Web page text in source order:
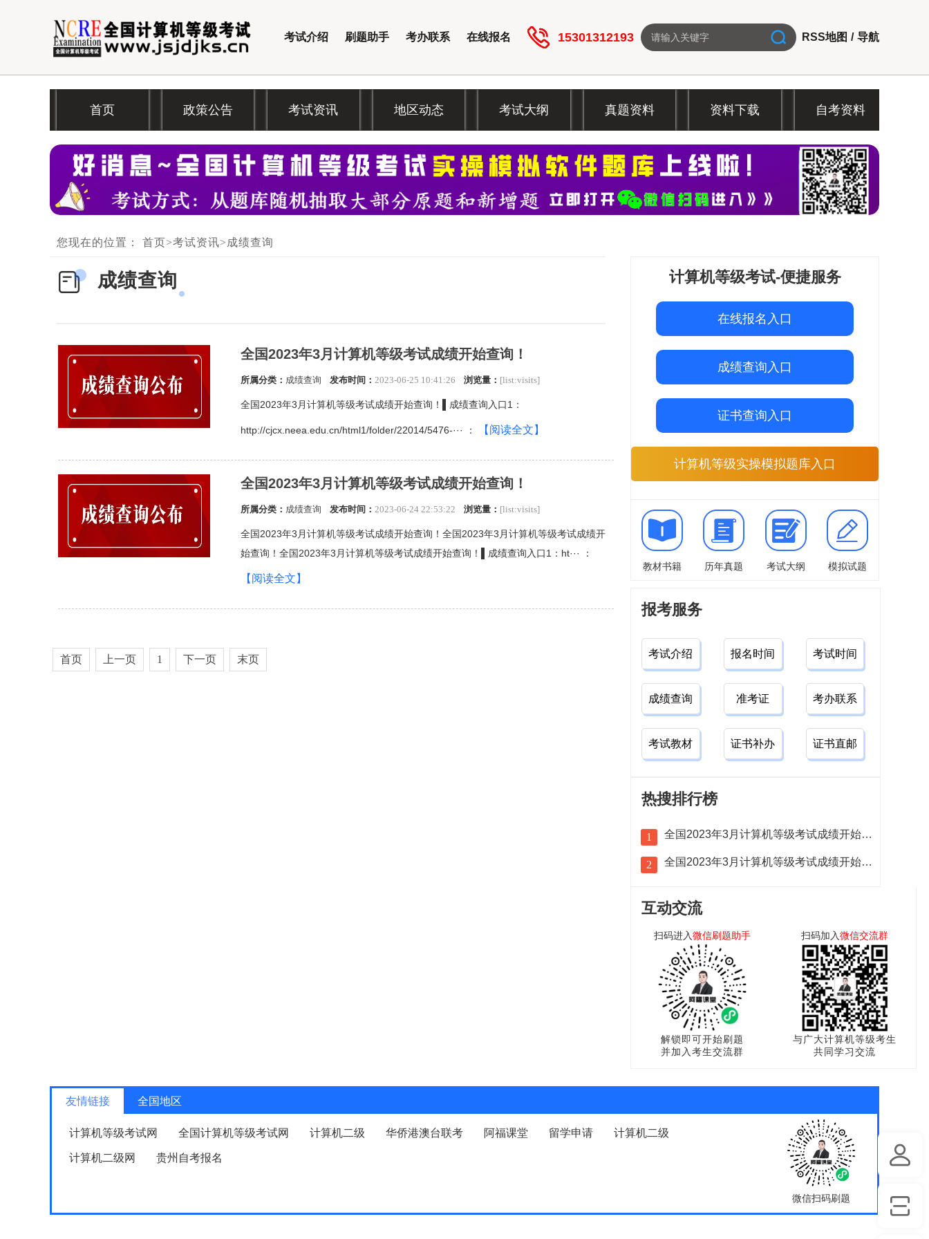
考试介绍 刷题助手 考办联系 在线报名 15301312193 RSS地图 / 导航
首页 政策公告 考试资讯 地区动态 考试大纲 真题资料 资料下载 自考资料
您现在的位置： 首页>考试资讯> 成绩查询
成绩查询
全国2023年3月计算机等级考试成绩开始查询！
所属分类： 成绩查询 发布时间： 2023-06-25 10:41:26 浏览量： [list:visits]
全国2023年3月计算机等级考试成绩开始查询！▌成绩查询入口1：
http://cjcx.neea.edu.cn/html1/folder/22014/5476-··· ： 【阅读全文】
全国2023年3月计算机等级考试成绩开始查询！
所属分类： 成绩查询 发布时间： 2023-06-24 22:53:22 浏览量： [list:visits]
全国2023年3月计算机等级考试成绩开始查询！全国2023年3月计算机等级考试成绩开
始查询！全国2023年3月计算机等级考试成绩开始查询！▌成绩查询入口1：ht··· ：
【阅读全文】
首页 上一页 1 下一页 末页
计算机等级考试-便捷服务
在线报名入口
成绩查询入口
证书查询入口
计算机等级实操模拟题库入口
教材书籍 历年真题 考试大纲 模拟试题
报考服务
考试介绍 报名时间 考试时间
成绩查询 准考证 考办联系
考试教材 证书补办 证书直邮
热搜排行榜
1 全国2023年3月计算机等级考试成绩开始查询！
2 全国2023年3月计算机等级考试成绩开始查询！
互动交流
扫码进入微信刷题助手
解锁即可开始刷题
并加入考生交流群
扫码加入微信交流群
与广大计算机等级考生
共同学习交流
友情链接 全国地区
计算机等级考试网 全国计算机等级考试网 计算机二级 华侨港澳台联考 阿福课堂 留学申请 计算机二级
计算机二级网 贵州自考报名
微信扫码刷题